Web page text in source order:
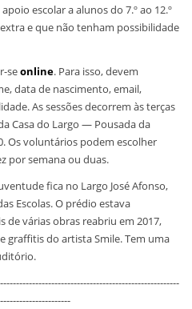
escolar a alunos do 7.º ao 12.º
e que não tenham possibilidade
seonline. Para isso, devem
data de nascimento, email,
As sessões decorrem às terças
Casa do Largo — Pousada da
Os voluntários podem escolher
por semana ou duas.
fica no Largo José Afonso,
Escolas. O prédio estava
de várias obras reabriu em 2017,
graffitis do artista Smile. Tem uma